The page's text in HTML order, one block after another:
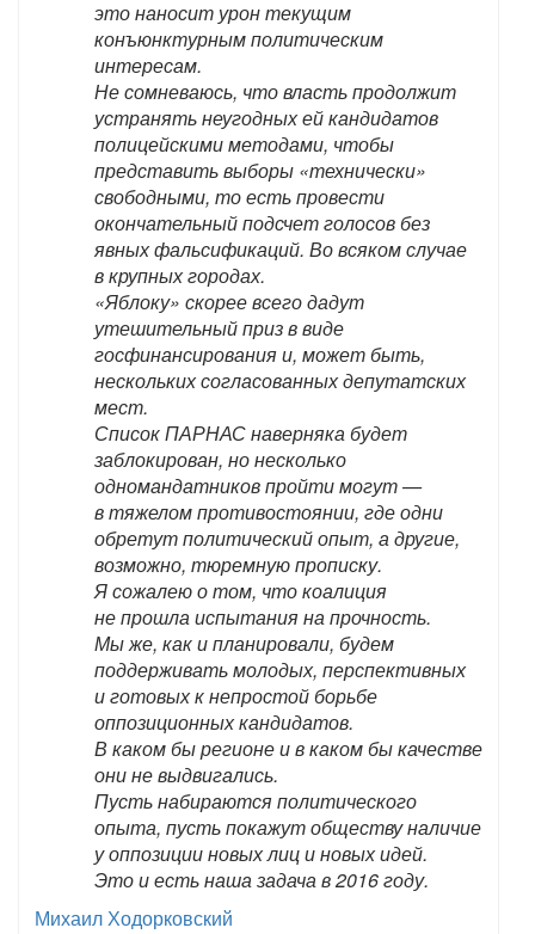
это наносит урон текущим
конъюнктурным политическим
интересам.
Не сомневаюсь, что власть продолжит
устранять неугодных ей кандидатов
полицейскими методами, чтобы
представить выборы «технически»
свободными, то есть провести
окончательный подсчет голосов без
явных фальсификаций. Во всяком случае
в крупных городах.
«Яблоку» скорее всего дадут
утешительный приз в виде
госфинансирования и, может быть,
нескольких согласованных депутатских
мест.
Список ПАРНАС наверняка будет
заблокирован, но несколько
одномандатников пройти могут —
в тяжелом противостоянии, где одни
обретут политический опыт, а другие,
возможно, тюремную прописку.
Я сожалею о том, что коалиция
не прошла испытания на прочность.
Мы же, как и планировали, будем
поддерживать молодых, перспективных
и готовых к непростой борьбе
оппозиционных кандидатов.
В каком бы регионе и в каком бы качестве
они не выдвигались.
Пусть набираются политического
опыта, пусть покажут обществу наличие
у оппозиции новых лиц и новых идей.
Это и есть наша задача в 2016 году.
Михаил Ходорковский